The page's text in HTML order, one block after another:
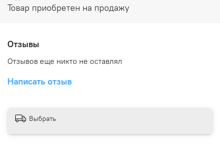
Товар приобретен на продажу
Отзывы
Отзывов еще никто не оставлял
Написать отзыв
Выбрать